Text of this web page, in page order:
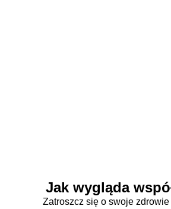
Jak wygląda
Zatroszcz się o swoje